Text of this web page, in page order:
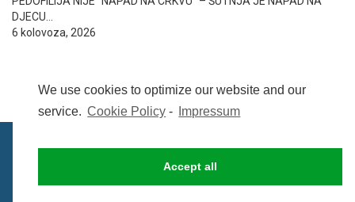
We use cookies to optimize our website and our
service. Cookie Policy - Impressum
Accept all
DJECU…
6 kolovoza, 2026